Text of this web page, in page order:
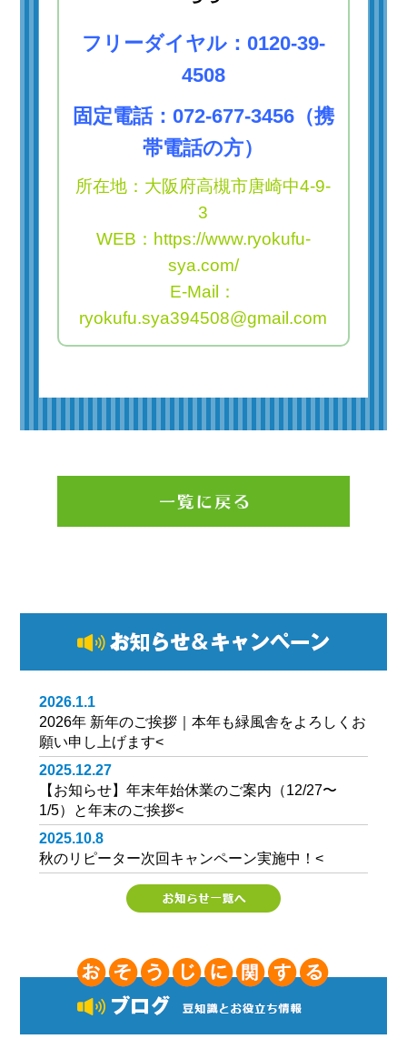
フリーダイヤル： 0120-39-
4508
固定電話： 072-677-3456（携
帯電話の方）
所在地：大阪府高槻市唐崎中4-9-
3
WEB：https://www.ryokufu-
sya.com/
E-Mail：
ryokufu.sya394508@gmail.com
2026.1.1
2026年 新年のご挨拶｜本年も緑風舎をよろしくお
願い申し上げます<
2025.12.27
【お知らせ】年末年始休業のご案内（12/27〜
1/5）と年末のご挨拶<
2025.10.8
秋のリピーター次回キャンペーン実施中！ <